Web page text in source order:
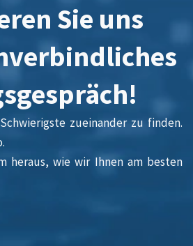
Sie uns
zueinander zu finden.
heraus, wie wir Ihnen am besten